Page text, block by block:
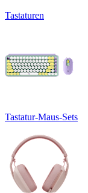
Tastaturen
Tastatur-Maus-Sets